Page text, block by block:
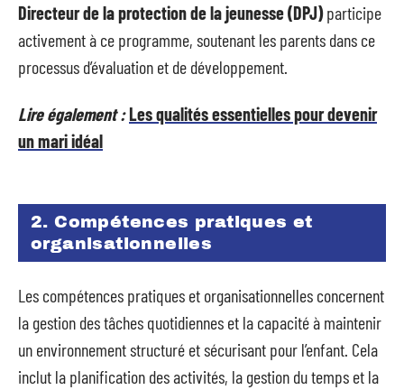
Directeur de la protection de la jeunesse (DPJ)participe
activement à ce programme, soutenant les parents dans ce
processus d’évaluation et de développement.
Lire également :Les qualités essentielles pour devenir
un mari idéal
2. Compétences pratiques et
organisationnelles
Les compétences pratiques et organisationnelles concernent
la gestion des tâches quotidiennes et la capacité à maintenir
un environnement structuré et sécurisant pour l’enfant. Cela
inclut la planification des activités, la gestion du temps et la